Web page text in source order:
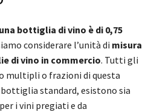
bottiglia di vino è di 0,75
considerare l’unità di misura
di vino in commercio. Tutti gli
o frazioni di questa
standard, esistono sia
i vini pregiati e da